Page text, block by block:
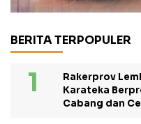
BERITA TERPOPULER
Rakerprov
Karateka
Cabang dan